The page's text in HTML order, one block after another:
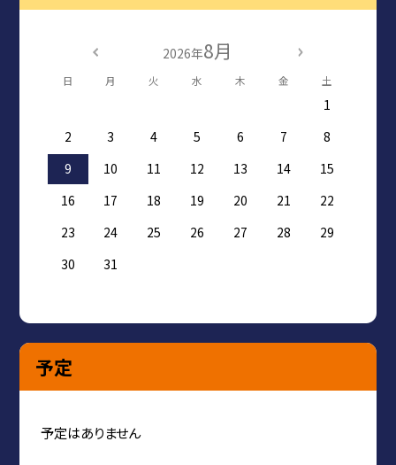
2026年8月
日 月 火 水 木 金 土
1
2
3 4 5 6 7
8
9
10 11 12 13 14
15
16
17 18 19 20 21
22
23
24 25 26 27 28
29
30
31
予定
予定はありません